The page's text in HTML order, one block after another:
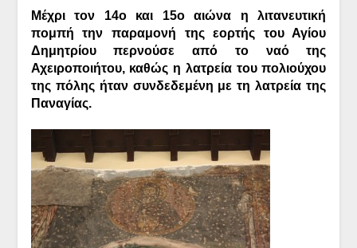
Μέχρι τον 14ο και 15ο αιώνα η λιτανευτική
πομπή την παραμονή της εορτής του Αγίου
Δημητρίου περνούσε από το ναό της
Αχειροποιήτου, καθώς η λατρεία του πολιούχου
της πόλης ήταν συνδεδεμένη με τη λατρεία της
Παναγίας.